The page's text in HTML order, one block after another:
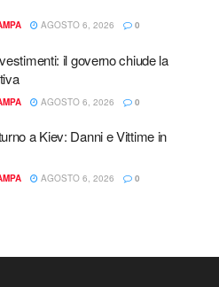
AGOSTO 6, 2026 0
il governo chiude la
AGOSTO 6, 2026 0
a Kiev: Danni e Vittime in
AGOSTO 6, 2026 0